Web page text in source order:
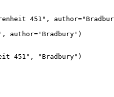
451",
author='Bradbury')
451", "Bradbury")